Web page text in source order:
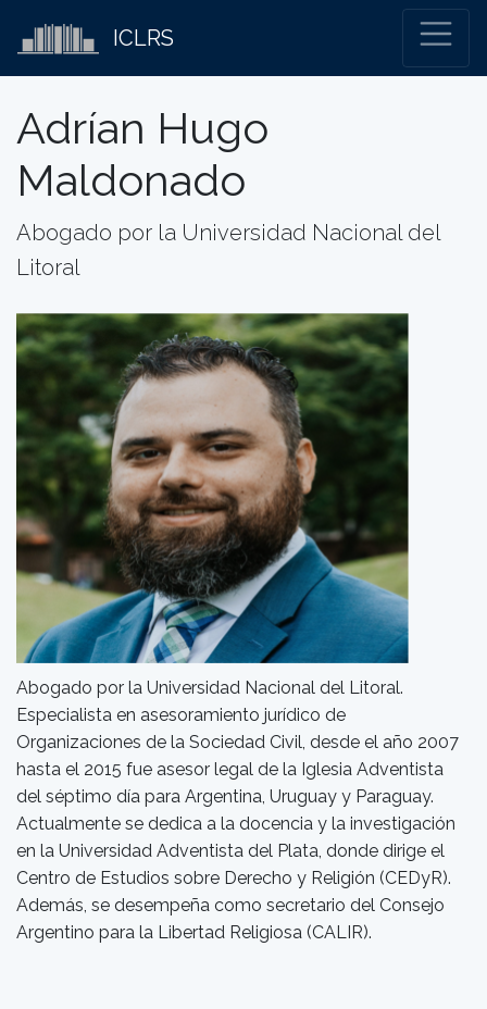
ICLRS
Adrían Hugo
Maldonado
Abogado por la Universidad Nacional del
Litoral
Abogado por la Universidad Nacional del Litoral.
Especialista en asesoramiento jurídico de
Organizaciones de la Sociedad Civil, desde el año 2007
hasta el 2015 fue asesor legal de la Iglesia Adventista
del séptimo día para Argentina, Uruguay y Paraguay.
Actualmente se dedica a la docencia y la investigación
en la Universidad Adventista del Plata, donde dirige el
Centro de Estudios sobre Derecho y Religión (CEDyR).
Además, se desempeña como secretario del Consejo
Argentino para la Libertad Religiosa (CALIR).